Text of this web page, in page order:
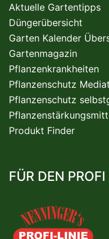
Aktuelle Gartentipps
Düngerübersicht
Garten Kalender
Gartenmagazin
Pflanzenkrankheiten
Pflanzenschutz
Pflanzenschutz
Produkt Finder
FÜR DEN PROFI